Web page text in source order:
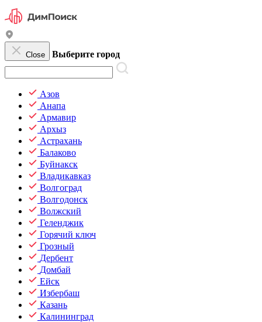
Close Выберите город
Азов
Анапа
Армавир
Архыз
Астрахань
Балаково
Буйнакск
Владикавказ
Волгоград
Волгодонск
Волжский
Геленджик
Горячий ключ
Грозный
Дербент
Домбай
Ейск
Избербаш
Казань
Калининград